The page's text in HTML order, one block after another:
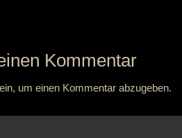
Kommentar
um einen Kommentar abzugeben.